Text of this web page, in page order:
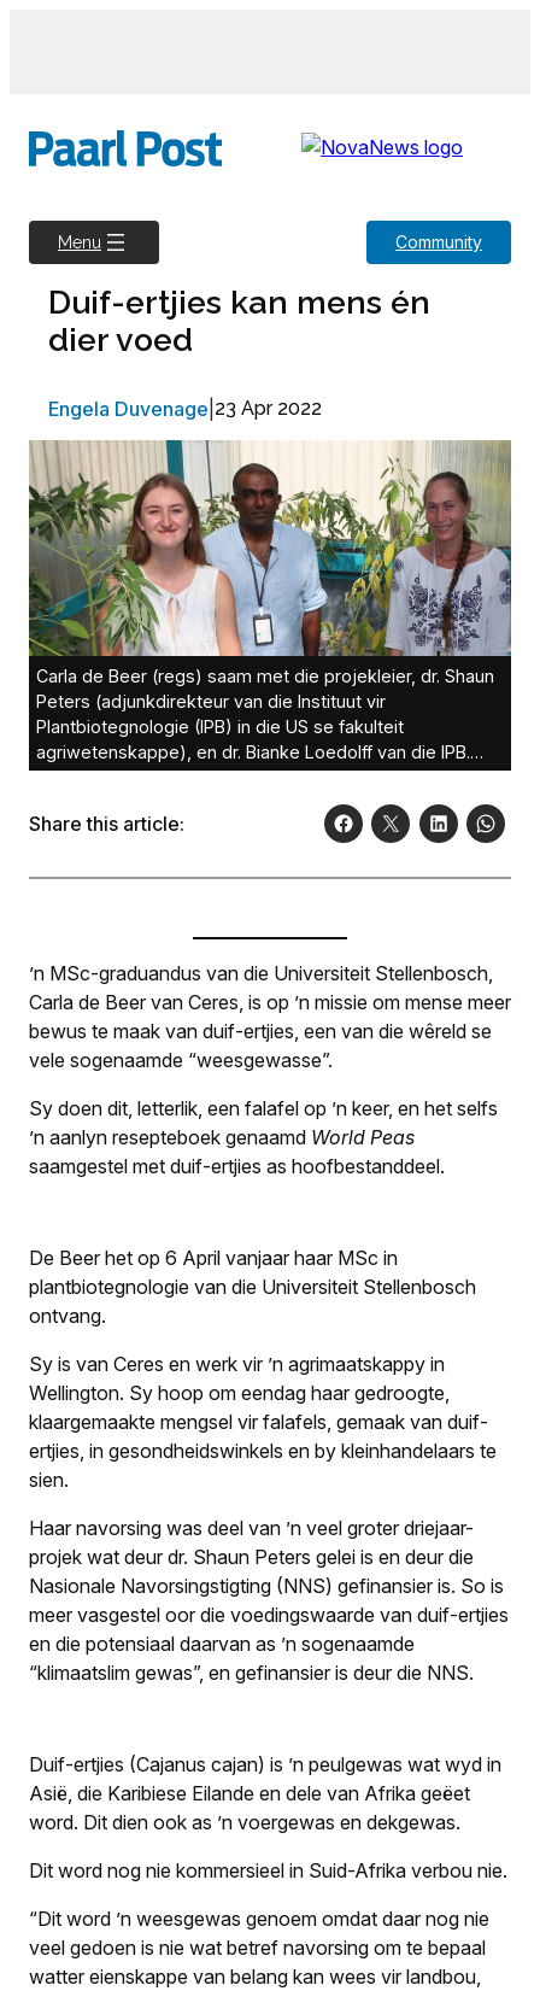
Menu Community
Duif-ertjies kan mens én
dier voed
Engela Duvenage 23 Apr 2022
Carla de Beer (regs) saam met die projekleier, dr. Shaun
Peters (adjunkdirekteur van die Instituut vir
Plantbiotegnologie (IPB) in die US se fakulteit
agriwetenskappe), en dr. Bianke Loedolff van die IPB.
Hulle staan by die duif-ertjie-plante. Foto: Engela
Share this article:
’n MSc-graduandus van die Universiteit Stellenbosch,
Carla de Beer van Ceres, is op ’n missie om mense meer
bewus te maak van duif-ertjies, een van die wêreld se
vele sogenaamde “weesgewasse”.
Sy doen dit, letterlik, een falafel op ’n keer, en het selfs
’n aanlyn resepteboek genaamd World Peas
saamgestel met duif-ertjies as hoofbestanddeel.
De Beer het op 6 April vanjaar haar MSc in
plantbiotegnologie van die Universiteit Stellenbosch
ontvang.
Sy is van Ceres en werk vir ’n agrimaatskappy in
Wellington. Sy hoop om eendag haar gedroogte,
klaargemaakte mengsel vir falafels, gemaak van duif-
ertjies, in gesondheidswinkels en by kleinhandelaars te
sien.
Haar navorsing was deel van ’n veel groter driejaar-
projek wat deur dr. Shaun Peters gelei is en deur die
Nasionale Navorsingstigting (NNS) gefinansier is. So is
meer vasgestel oor die voedingswaarde van duif-ertjies
en die potensiaal daarvan as ’n sogenaamde
“klimaatslim gewas”, en gefinansier is deur die NNS.
Duif-ertjies (Cajanus cajan) is ’n peulgewas wat wyd in
Asië, die Karibiese Eilande en dele van Afrika geëet
word. Dit dien ook as ’n voergewas en dekgewas.
Dit word nog nie kommersieel in Suid-Afrika verbou nie.
“Dit word ’n weesgewas genoem omdat daar nog nie
veel gedoen is nie wat betref navorsing om te bepaal
watter eienskappe van belang kan wees vir landbou,